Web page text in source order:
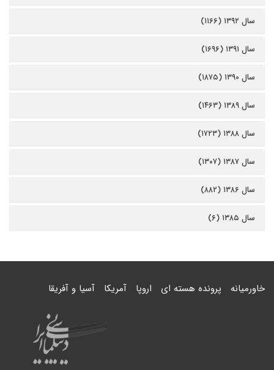
سال ۱۳۹۲ (۱۱۶۶)
سال ۱۳۹۱ (۱۶۹۶)
سال ۱۳۹۰ (۱۸۷۵)
سال ۱۳۸۹ (۱۴۶۳)
سال ۱۳۸۸ (۱۷۲۳)
سال ۱۳۸۷ (۱۳۰۷)
سال ۱۳۸۶ (۸۸۲)
سال ۱۳۸۵ (۶)
خاورمیانه پرونده هسته ای اروپا آمریکا آسیا و آفریقا